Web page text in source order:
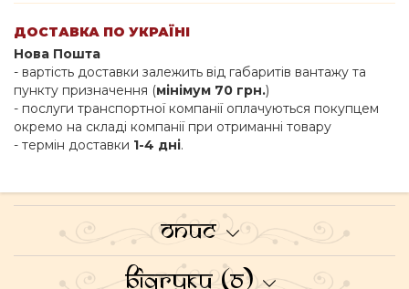
ДОСТАВКА ПО УКРАЇНІ
Нова Пошта
- вартість доставки залежить від габаритів вантажу та
пункту призначення (мінімум 70 грн.)
- послуги транспортної компанії оплачуються покупцем
окремо на складі компанії при отриманні товару
- термін доставки 1-4 дні.
Опис
Відгуки (0)